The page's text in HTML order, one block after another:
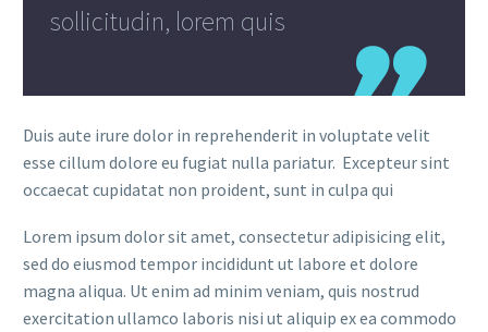
sollicitudin, lorem quis
Duis aute irure dolor in reprehenderit in voluptate velit
esse cillum dolore eu fugiat nulla pariatur. Excepteur sint
occaecat cupidatat non proident, sunt in culpa qui
Lorem ipsum dolor sit amet, consectetur adipisicing elit,
sed do eiusmod tempor incididunt ut labore et dolore
magna aliqua. Ut enim ad minim veniam, quis nostrud
exercitation ullamco laboris nisi ut aliquip ex ea commodo